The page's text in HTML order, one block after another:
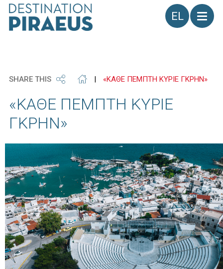
Γλώσσα
SHARE THIS | «ΚΑΘΕ ΠΕΜΠΤΗ ΚΥΡΙΕ ΓΚΡΗΝ»
«ΚΑΘΕ ΠΕΜΠΤΗ ΚΥΡΙΕ
ΓΚΡΗΝ»